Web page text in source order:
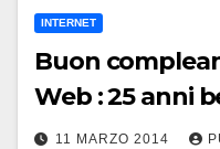
INTERNET
Buon
Web : 25 anni
11 MARZO 2014